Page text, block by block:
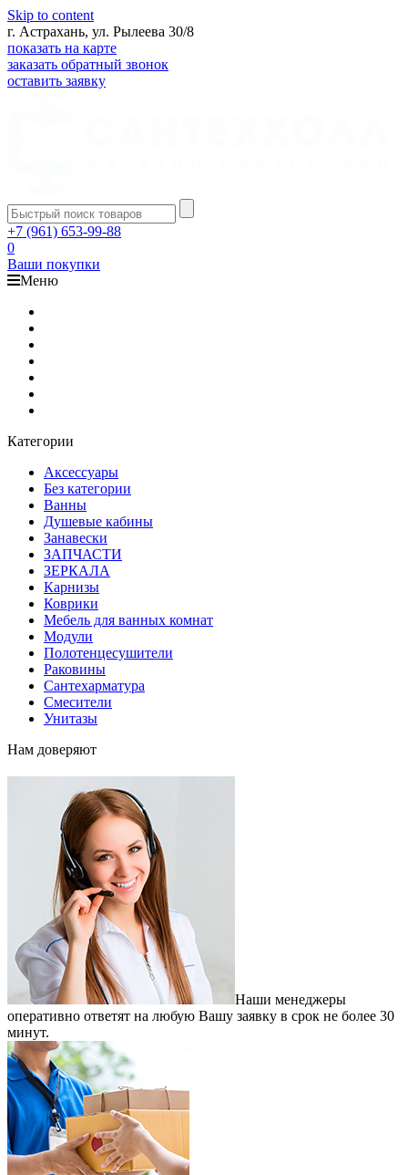
Skip to content
г. Астрахань, ул. Рылеева 30/8
показать на карте
заказать обратный звонок
оставить заявку
+7 (961) 653-99-88
0
Ваши покупки
Меню
Категории
Аксессуары
Без категории
Ванны
Душевые кабины
Занавески
ЗАПЧАСТИ
ЗЕРКАЛА
Карнизы
Коврики
Мебель для ванных комнат
Модули
Полотенцесушители
Раковины
Сантехарматура
Смесители
Унитазы
Нам доверяют
Наши менеджеры
оперативно ответят на любую Вашу заявку в срок не более 30
минут.